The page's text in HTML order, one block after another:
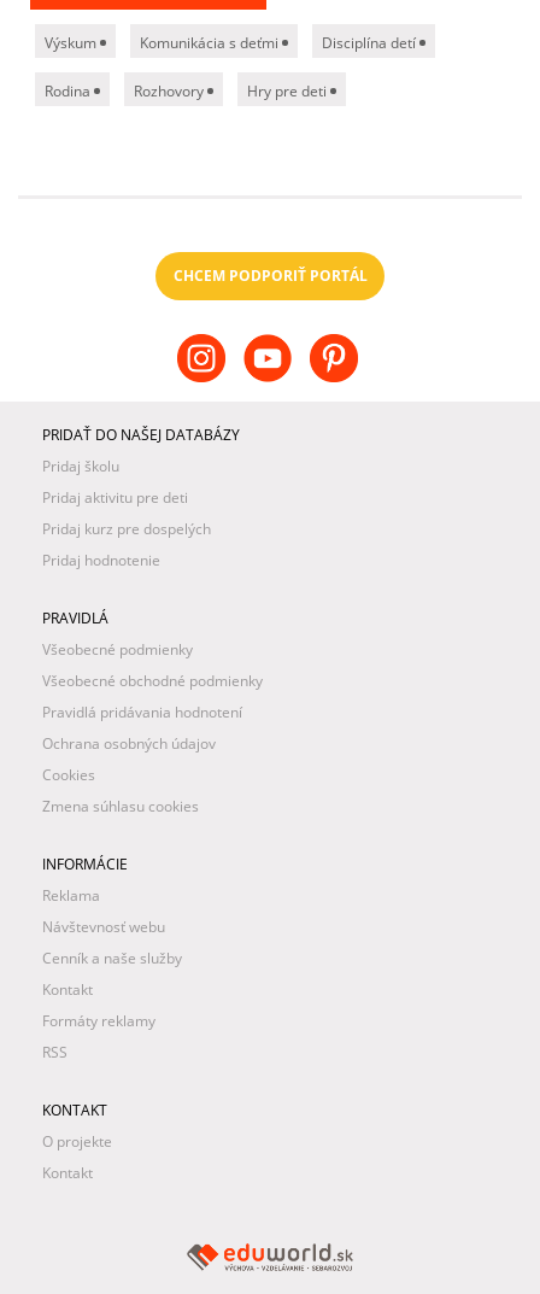
Výskum Komunikácia s deťmi Disciplína detí
Rodina Rozhovory Hry pre deti
CHCEM PODPORIŤ PORTÁL
PRIDAŤ DO NAŠEJ DATABÁZY
Pridaj školu
Pridaj aktivitu pre deti
Pridaj kurz pre dospelých
Pridaj hodnotenie
PRAVIDLÁ
Všeobecné podmienky
Všeobecné obchodné podmienky
Pravidlá pridávania hodnotení
Ochrana osobných údajov
Cookies
Zmena súhlasu cookies
INFORMÁCIE
Reklama
Návštevnosť webu
Cenník a naše služby
Kontakt
Formáty reklamy
RSS
KONTAKT
O projekte
Kontakt